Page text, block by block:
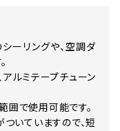
ーリングや、空調ダ
ルミテープチューン
囲で使用可能です。
いていますので、短